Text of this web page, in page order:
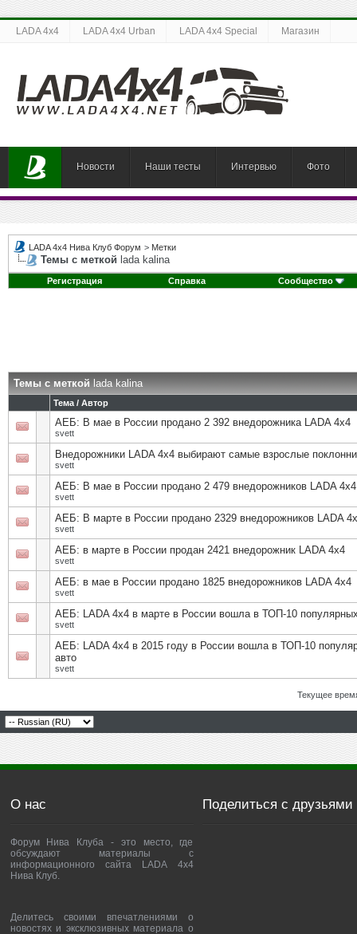
LADA 4x4 LADA 4x4 Urban LADA 4x4 Special Магазин
Новости Наши тесты Интервью Фото
LADA 4x4 Нива Клуб Форум > Метки
Темы с меткой lada kalina
Регистрация Справка Сообщество
Темы с меткой lada kalina
Тема / Автор
АЕБ: В мае в России продано 2 392 внедорожника LADA 4х4
svett
Внедорожники LADA 4х4 выбирают самые взрослые
svett
АЕБ: В мае в России продано 2 479 внедорожников LADA 4х4
svett
АЕБ: В марте в России продано 2329 внедорожников LADA
svett
АЕБ: в марте в России продан 2421 внедорожник LADA 4х4
svett
АЕБ: в мае в России продано 1825 внедорожников LADA 4х4
svett
АЕБ: LADA 4х4 в марте в России вошла в ТОП-10
svett
АЕБ: LADA 4х4 в 2015 году в России вошла в ТОП-10
авто
svett
Текущее
О нас
Форум Нива Клуба - это место, где
обсуждают материалы с
информационного сайта LADA 4x4
Нива Клуб.
Делитесь своими впечатлениями о
новостях и эксклюзивных материала о
Поделиться с друзьями